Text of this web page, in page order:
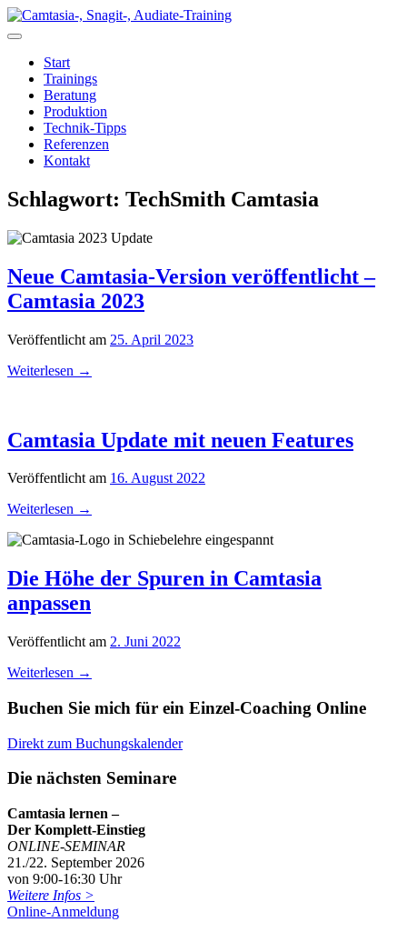
Zum
Inhalt
Start
Trainings
Beratung
Produktion
Technik-Tipps
Referenzen
Kontakt
Schlagwort: TechSmith Camtasia
Neue Camtasia-Version veröffentlicht –
Camtasia 2023
Veröffentlicht am 25. April 2023
Weiterlesen →
Camtasia Update mit neuen Features
Veröffentlicht am 16. August 2022
Weiterlesen →
Die Höhe der Spuren in Camtasia
anpassen
Veröffentlicht am 2. Juni 2022
Weiterlesen →
Buchen Sie mich für ein Einzel-Coaching Online
Direkt zum Buchungskalender
Die nächsten Seminare
Camtasia lernen –
Der Komplett-Einstieg
ONLINE-SEMINAR
21./22. September 2026
von 9:00-16:30 Uhr
Weitere Infos >
Online-Anmeldung